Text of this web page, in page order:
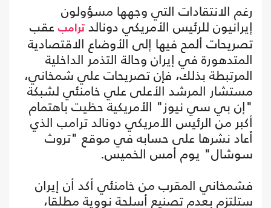
رغم الانتقادات التي وجهها مسؤولون
إيرانيون للرئيس الأمريكي دونالد ترامب عقب
تصريحات ألمح فيها إلى الأوضاع الاقتصادية
المتدهورة في إيران وحالة التذمر الداخلية
المرتبطة بذلك، فإن تصريحات علي شمخاني،
مستشار المرشد الأعلى علي خامنئي لشبكة
"إن بي سي نيوز" الأمريكية حظيت باهتمام
أكبر من الرئيس الأمريكي دونالد ترامب الذي
أعاد نشرها على حسابه في موقع "تروث
سوشال" يوم أمس الخميس.
فشمخاني المقرب من خامنئي أكد أن إيران
ستلتزم بعدم تصنيع أسلحة نووية مطلقا،